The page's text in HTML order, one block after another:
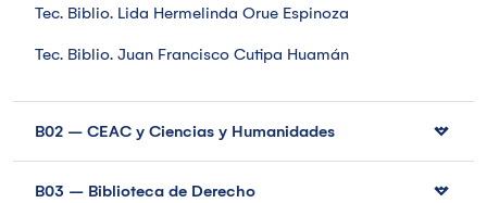
Tec. Biblio. Lida Hermelinda Orue Espinoza
Tec. Biblio. Juan Francisco Cutipa Huamán
B02 – CEAC y Ciencias y Humanidades
B03 – Biblioteca de Derecho